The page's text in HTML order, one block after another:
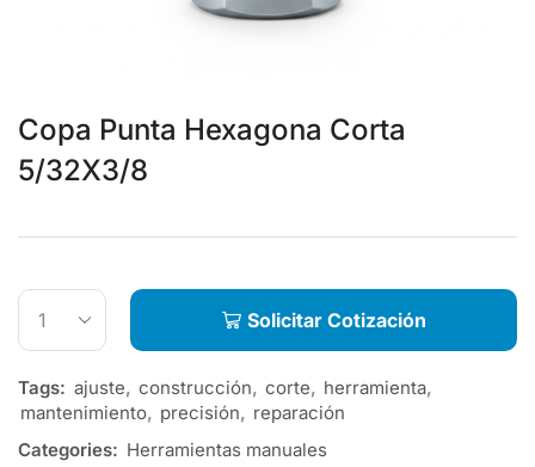
Copa Punta Hexagona Corta
5/32X3/8
Solicitar Cotización
Tags: ajuste, construcción, corte, herramienta,
mantenimiento, precisión, reparación
Categories: Herramientas manuales